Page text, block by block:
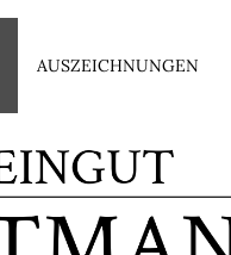
AUSZEICHNUNGEN